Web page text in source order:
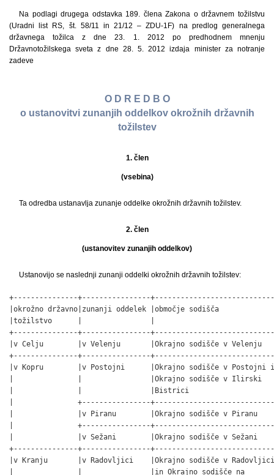
Na podlagi drugega odstavka 189. člena Zakona o državnem tožilstvu
(Uradni list RS, št. 58/11 in 21/12 – ZDU-1F) na predlog generalnega
državnega tožilca z dne 23. 1. 2012 po predhodnem mnenju
Državnotožilskega sveta z dne 28. 5. 2012 izdaja minister za notranje
zadeve
O D R E D B O
o ustanovitvi zunanjih oddelkov okrožnih državnih
tožilstev
1. člen
(vsebina)
Ta odredba ustanavlja zunanje oddelke okrožnih državnih tožilstev.
2. člen
(ustanovitev zunanjih oddelkov)
Ustanovijo se naslednji zunanji oddelki okrožnih državnih tožilstev:
+---------------+----------------
|okrožno državno|zunanji oddelek |območje sodišča
|tožilstvo      |                |
+---------------+----------------
|v Celju        |v Velenju       |Okrajno sodišče v Velenju
+---------------+----------------
|v Kopru        |v Postojni      |Okrajno sodišče v Postojni
|               |                |Okrajno sodišče v Ilirski
|               |                |Bistrici
|               +----------------
|               |v Piranu        |Okrajno sodišče v Piranu
|               +----------------
|               |v Sežani        |Okrajno sodišče v Sežani
+---------------+----------------
|v Kranju       |v Radovljici    |Okrajno sodišče v
|               |                |in Okrajno sodišče na